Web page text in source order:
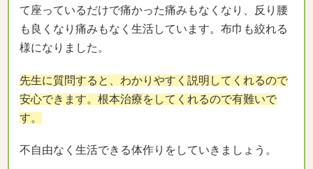
て座っているだけで痛かった痛みもなくなり、反り腰
も良くなり痛みもなく生活しています。布巾も絞れる
様になりました。
先生に質問すると、わかりやすく説明してくれるので
安心できます。根本治療をしてくれるので有難いで
す。
不自由なく生活できる体作りをしていきましょう。